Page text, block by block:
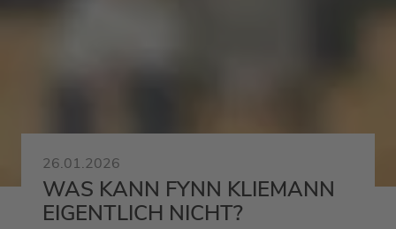
26.01.2026
WAS KANN FYNN KLIEMANN
EIGENTLICH NICHT?